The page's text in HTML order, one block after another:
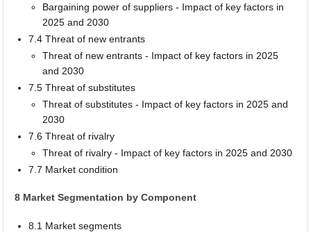
Bargaining power of suppliers - Impact of key factors in
2025 and 2030
7.4 Threat of new entrants
Threat of new entrants - Impact of key factors in 2025
and 2030
7.5 Threat of substitutes
Threat of substitutes - Impact of key factors in 2025 and
2030
7.6 Threat of rivalry
Threat of rivalry - Impact of key factors in 2025 and 2030
7.7 Market condition
8 Market Segmentation by Component
8.1 Market segments